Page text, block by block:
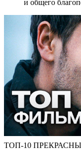
и общего
ТОП-10